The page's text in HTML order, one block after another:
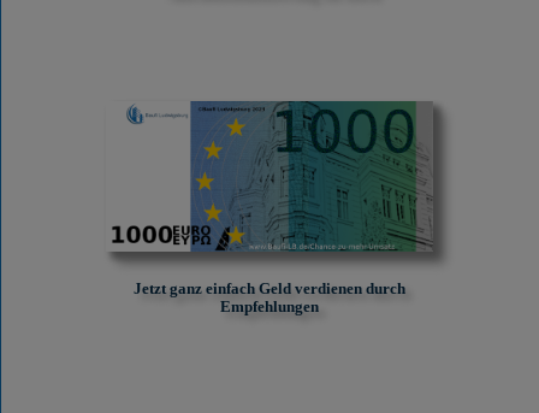
Jetzt ganz einfach Geld verdienen durch
Empfehlungen